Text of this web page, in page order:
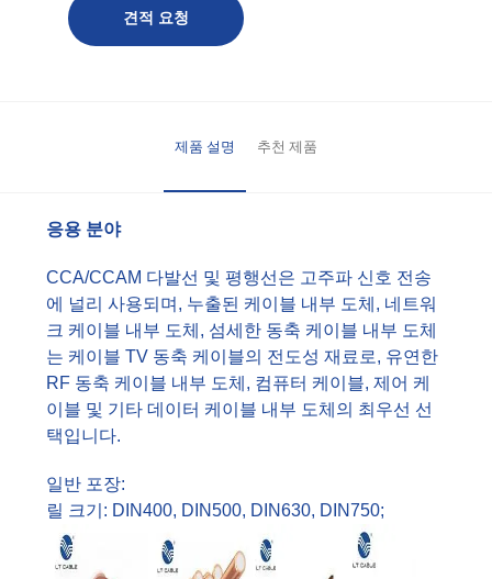
견적 요청
제품 설명 추천 제품
응용 분야
CCA/CCAM 다발선 및 평행선은 고주파 신호 전송
에 널리 사용되며, 누출된 케이블 내부 도체, 네트워
크 케이블 내부 도체, 섬세한 동축 케이블 내부 도체
는 케이블 TV 동축 케이블의 전도성 재료로, 유연한
RF 동축 케이블 내부 도체, 컴퓨터 케이블, 제어 케
이블 및 기타 데이터 케이블 내부 도체의 최우선 선
택입니다.
일반 포장:
릴 크기: DIN400, DIN500, DIN630, DIN750;